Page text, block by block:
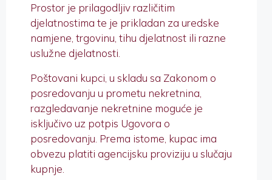
Prostor je prilagodljiv različitim
djelatnostima te je prikladan za uredske
namjene, trgovinu, tihu djelatnost ili razne
uslužne djelatnosti.
Poštovani kupci, u skladu sa Zakonom o
posredovanju u prometu nekretnina,
razgledavanje nekretnine moguće je
isključivo uz potpis Ugovora o
posredovanju. Prema istome, kupac ima
obvezu platiti agencijsku proviziju u slučaju
kupnje.